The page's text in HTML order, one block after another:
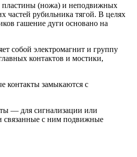
(ножа) и неподвижных
рубильника тягой. В целях
гашение дуги основано на
собой электромагнит и группу
контактов и мостики,
контакты замыкаются с
— для сигнализации или
связанные с ним подвижные